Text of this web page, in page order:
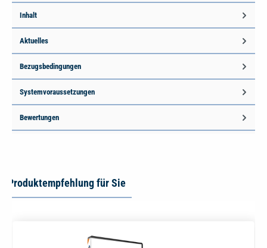
Inhalt
Aktuelles
Bezugsbedingungen
Systemvoraussetzungen
Bewertungen
Produktempfehlung für Sie